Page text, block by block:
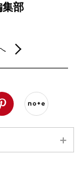
集部
Pinterest